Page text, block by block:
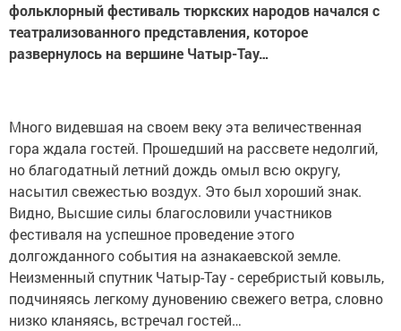
фольклорный фестиваль тюркских народов начался с
театрализованного представления, которое
развернулось на вершине Чатыр-Тау…
Много видевшая на своем веку эта величественная
гора ждала гостей. Прошедший на рассвете недолгий,
но благодатный летний дождь омыл всю округу,
насытил свежестью воздух. Это был хороший знак.
Видно, Высшие силы благословили участников
фестиваля на успешное проведение этого
долгожданного события на азнакаевской земле.
Неизменный спутник Чатыр-Тау - серебристый ковыль,
подчиняясь легкому дуновению свежего ветра, словно
низко кланяясь, встречал гостей…